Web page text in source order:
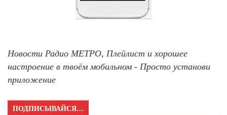
Новости Радио МЕТРО, Плейлист и хорошее
настроение в твоём мобильном - Просто установи
приложение
ПОДПИСЫВАЙСЯ…